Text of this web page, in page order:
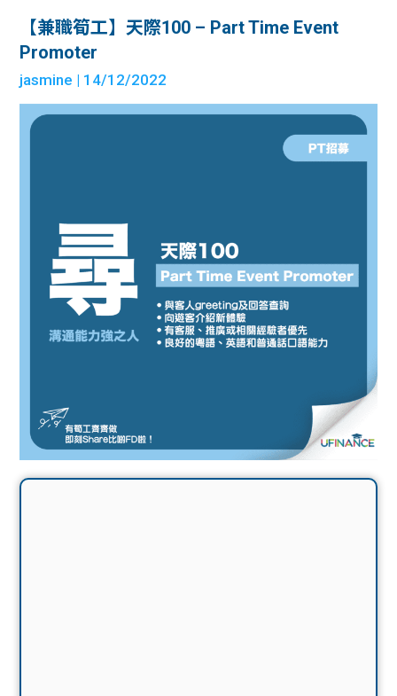
【兼職筍工】天際100 – Part Time Event
Promoter
jasmine | 14/12/2022